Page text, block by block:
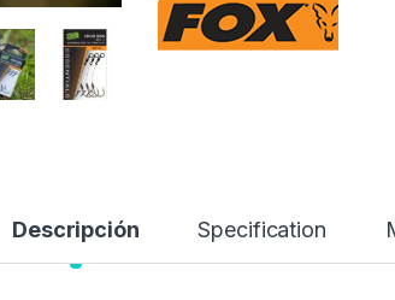
Descripción Specification